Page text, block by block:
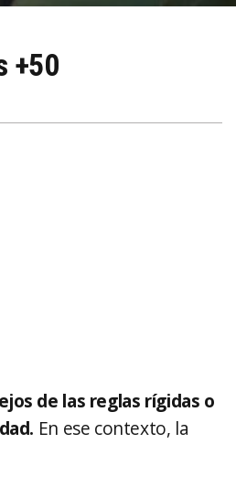
+50
de las reglas rígidas o
En ese contexto, la